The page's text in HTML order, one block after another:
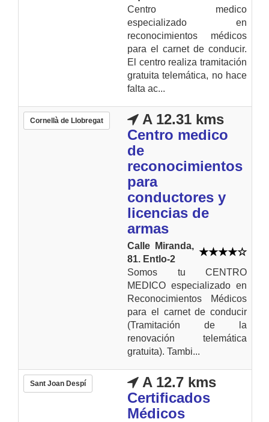
Centro medico
especializado en
reconocimientos médicos
para el carnet de conducir.
El centro realiza tramitación
gratuita telemática, no hace
falta ac...
Cornellà de Llobregat
A 12.31 kms
Centro medico
de
reconocimientos
para
conductores y
licencias de
armas
Calle Miranda,
81. Entlo-2
Somos tu CENTRO
MEDICO especializado en
Reconocimientos Médicos
para el carnet de conducir
(Tramitación de la
renovación telemática
gratuita). Tambi...
Sant Joan Despí
A 12.7 kms
Certificados
Médicos